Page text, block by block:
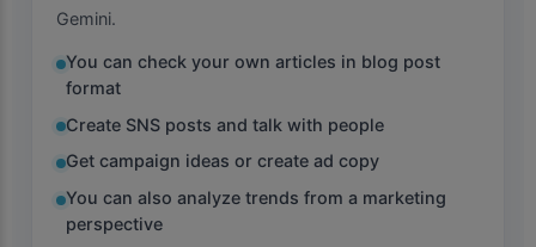
Gemini.
You can check your own articles in blog post
format
Create SNS posts and talk with people
Get campaign ideas or create ad copy
You can also analyze trends from a marketing
perspective